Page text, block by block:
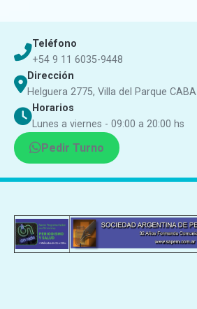
Teléfono
+54 9 11 6035-9448
Dirección
Helguera 2775, Villa del Parque CABA
Horarios
Lunes a viernes - 09:00 a 20:00 hs
Pedir Turno